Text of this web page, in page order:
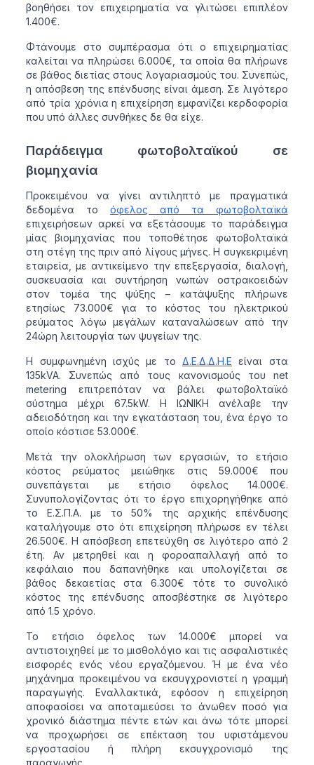
βοηθήσει τον επιχειρηματία να γλιτώσει επιπλέον
1.400€.
Φτάνουμε στο συμπέρασμα ότι ο επιχειρηματίας
καλείται να πληρώσει 6.000€, τα οποία θα πλήρωνε
σε βάθος διετίας στους λογαριασμούς του. Συνεπώς,
η απόσβεση της επένδυσης είναι άμεση. Σε λιγότερο
από τρία χρόνια η επιχείρηση εμφανίζει κερδοφορία
που υπό άλλες συνθήκες δε θα είχε.
Παράδειγμα φωτοβολταϊκού σε
βιομηχανία
Προκειμένου να γίνει αντιληπτό με πραγματικά
δεδομένα τοόφελος από τα φωτοβολταϊκά
επιχειρήσεων αρκεί να εξετάσουμε το παράδειγμα
μίας βιομηχανίας που τοποθέτησε φωτοβολταϊκά
στη στέγη της πριν από λίγους μήνες. Η συγκεκριμένη
εταιρεία, με αντικείμενο την επεξεργασία, διαλογή,
συσκευασία και συντήρηση νωπών οστρακοειδών
στον τομέα της ψύξης – κατάψυξης πλήρωνε
ετησίως 73.000€ για το κόστος του ηλεκτρικού
ρεύματος λόγω μεγάλων καταναλώσεων από την
24ώρη λειτουργία των ψυγείων της.
Η συμφωνημένη ισχύς με το Δ.Ε.Δ.Δ.Η.Ε είναι στα
135kVA. Συνεπώς από τους κανονισμούς του net
metering επιτρεπόταν να βάλει φωτοβολταϊκό
σύστημα μέχρι 67.5kW. Η ΙΩΝΙΚΗ ανέλαβε την
αδειοδότηση και την εγκατάσταση του, ένα έργο το
οποίο κόστισε 53.000€.
Μετά την ολοκλήρωση των εργασιών, το ετήσιο
κόστος ρεύματος μειώθηκε στις 59.000€ που
συνεπάγεται με ετήσιο όφελος 14.000€.
Συνυπολογίζοντας ότι το έργο επιχορηγήθηκε από
το Ε.Σ.Π.Α. με το 50% της αρχικής επένδυσης
καταλήγουμε στο ότι επιχείρηση πλήρωσε εν τέλει
26.500€. Η απόσβεση επετεύχθη σε λιγότερο από 2
έτη. Αν μετρηθεί και η φοροαπαλλαγή από το
κεφάλαιο που δαπανήθηκε και υπολογίζεται σε
βάθος δεκαετίας στα 6.300€ τότε το συνολικό
κόστος της επένδυσης αποσβέστηκε σε λιγότερο
από 1.5 χρόνο.
Το ετήσιο όφελος των 14.000€ μπορεί να
αντιστοιχηθεί με το μισθολόγιο και τις ασφαλιστικές
εισφορές ενός νέου εργαζόμενου. Ή με ένα νέο
μηχάνημα προκειμένου να εκσυγχρονιστεί η γραμμή
παραγωγής. Εναλλακτικά, εφόσον η επιχείρηση
αποφασίσει να αποταμιεύσει το άνωθεν ποσό για
χρονικό διάστημα πέντε ετών και άνω τότε μπορεί
να προχωρήσει σε επέκταση του υφιστάμενου
εργοστασίου ή πλήρη εκσυγχρονισμό της
παραγωγής.